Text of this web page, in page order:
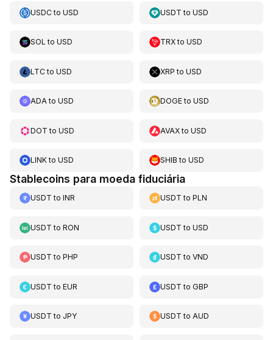
USDCto USD USDT toUSD
SOL to USD TRXtoUSD
LTCto USD XRP toUSD
ADAto USD DOGEtoUSD
DOT to USD AVAXtoUSD
LINKto USD SHIB toUSD
Stablecoins para moeda fiduciária
USDT to INR USDT toPLN
USDT to RON USDT toUSD
USDT to PHP USDT toVND
USDT to EUR USDT toGBP
USDT to JPY USDT toAUD